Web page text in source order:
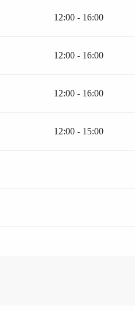
12:00 - 16:00
12:00 - 16:00
12:00 - 16:00
12:00 - 15:00